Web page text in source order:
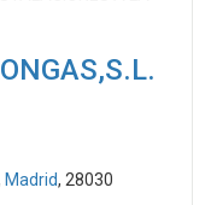
Madrid, 28030